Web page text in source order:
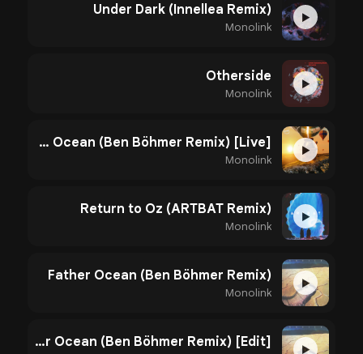
▶
Under Dark (Innellea Remix)
Monolink
▶
Otherside
Monolink
▶
Father Ocean (Ben Böhmer Remix) [Live]
Monolink
▶
Return to Oz (ARTBAT Remix)
Monolink
▶
Father Ocean (Ben Böhmer Remix)
Monolink
▶
Father Ocean (Ben Böhmer Remix) [Edit]